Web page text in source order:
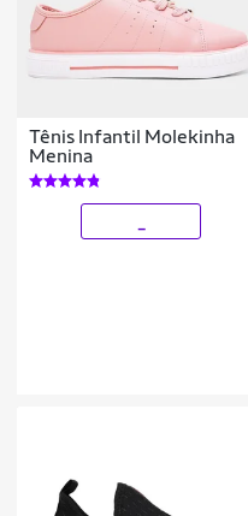
Tênis Infantil Molekinha
Menina